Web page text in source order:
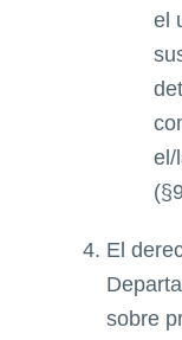
el
el/
El
sobre